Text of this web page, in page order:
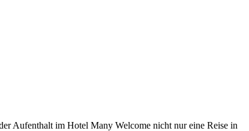
Aufenthalt im Hotel Many Welcome nicht nur eine Reise in